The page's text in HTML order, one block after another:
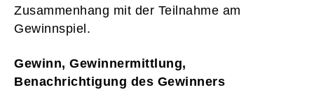
Zusammenhang mit der Teilnahme am
Gewinnspiel.
Gewinn, Gewinnermittlung,
Benachrichtigung des Gewinners